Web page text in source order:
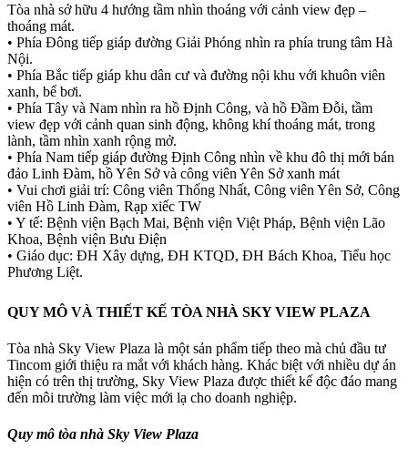
Tòa nhà sở hữu 4 hướng tầm nhìn thoáng với cảnh view đẹp –
thoáng mát.
• Phía Đông tiếp giáp đường Giải Phóng nhìn ra phía trung tâm Hà
Nội.
• Phía Bắc tiếp giáp khu dân cư và đường nội khu với khuôn viên
xanh, bể bơi.
• Phía Tây và Nam nhìn ra hồ Định Công, và hồ Đầm Đỗi, tầm
view đẹp với cảnh quan sinh động, không khí thoáng mát, trong
lành, tầm nhìn xanh rộng mở.
• Phía Nam tiếp giáp đường Định Công nhìn về khu đô thị mới bán
đảo Linh Đàm, hồ Yên Sở và công viên Yên Sở xanh mát
• Vui chơi giải trí: Công viên Thống Nhất, Công viên Yên Sở, Công
viên Hồ Linh Đàm, Rạp xiếc TW
• Y tế: Bệnh viện Bạch Mai, Bệnh viện Việt Pháp, Bệnh viện Lão
Khoa, Bệnh viện Bưu Điện
• Giáo dục: ĐH Xây dựng, ĐH KTQD, ĐH Bách Khoa, Tiểu học
Phương Liệt.
QUY MÔ VÀ THIẾT KẾ TÒA NHÀ SKY VIEW PLAZA
Tòa nhà Sky View Plaza là một sản phẩm tiếp theo mà chủ đầu tư
Tincom giới thiệu ra mắt với khách hàng. Khác biệt với nhiều dự án
hiện có trên thị trường, Sky View Plaza được thiết kế độc đáo mang
đến môi trường làm việc mới lạ cho doanh nghiệp.
Quy mô tòa nhà Sky View Plaza